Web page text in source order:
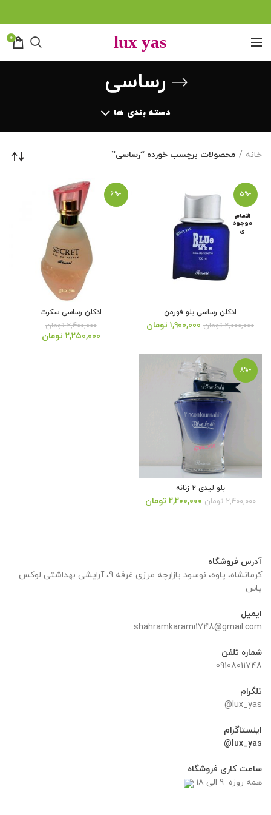
0
رساسی
دسته بندی ها
خانه محصولات برچسب خورده “رساسی”
-5%
اتمام
موجود
ی
ادکلن رساسی بلو فورمن
۲,۰۰۰,۰۰۰ تومان قیمت
بود.
۱,۹۰۰,۰۰۰ تومان
-6%
ادکلن رساسی سکرت
۲,۴۰۰,۰۰۰ تومان
قیمت
۲,۲۵۰,۰۰۰ تومان
-8%
بلو لیدی ۲ زنانه
۲,۴۰۰,۰۰۰ تومان قیمت
۲,۲۰۰,۰۰۰ تومان
آدرس فروشگاه
کرمانشاه، پاوه، نوسود بازارچه مرزی غرفه 9، آرایشی بهداشتی لوکس
یاس
ایمیل
shahramkarami1748@gmail.com
شماره تلفن
09108011748
تلگرام
lux_yas@
اینستاگرام
lux_yas@
ساعت کاری فروشگاه
همه روزه 9 الی 18